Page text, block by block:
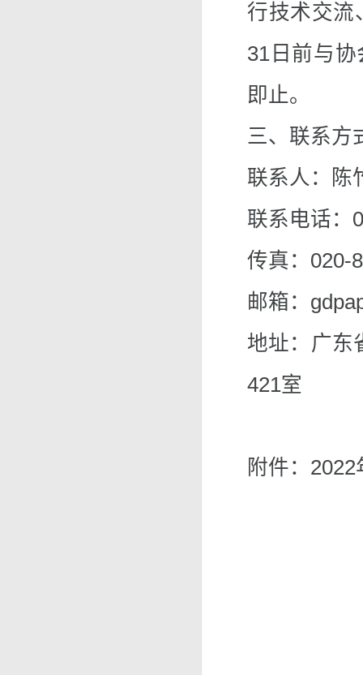
行技术交流
31日前与
即止。
三、联系方
联系人：陈
联系电话：
传真：020-
邮箱：
地址：广东
421室
附件：